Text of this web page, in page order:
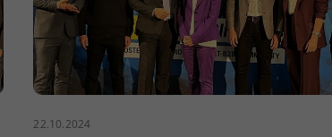
22.10.2024